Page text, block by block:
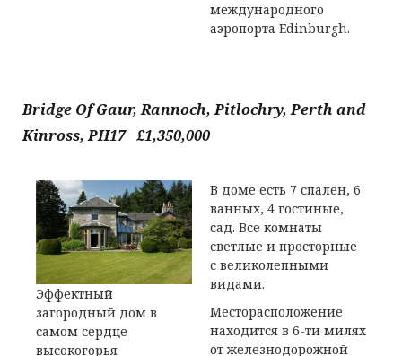
международного
аэропорта Edinburgh.
Bridge Of Gaur, Rannoch, Pitlochry, Perth and
Kinross, PH17 £1,350,000
Эффектный
загородный дом в
самом сердце
высокогорья
В доме есть 7 спален, 6
ванных, 4 гостиные,
сад. Все комнаты
светлые и просторные
с великолепными
видами.
Месторасположение
находится в 6-ти милях
от железнодорожной